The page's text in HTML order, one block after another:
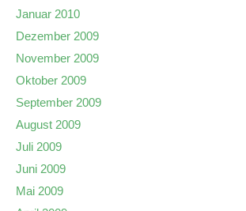
Januar 2010
Dezember 2009
November 2009
Oktober 2009
September 2009
August 2009
Juli 2009
Juni 2009
Mai 2009